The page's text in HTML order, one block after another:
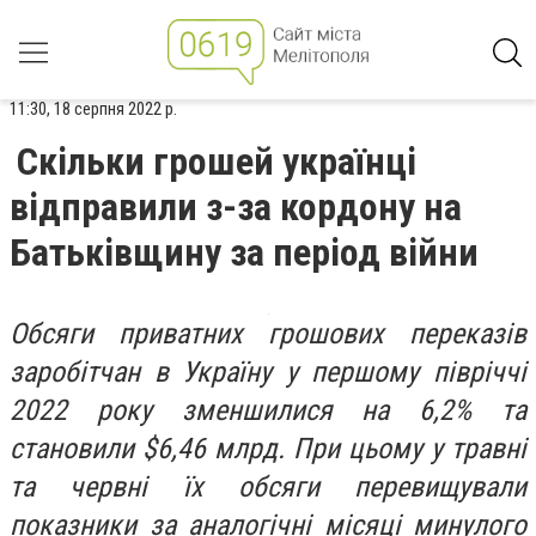
11:30, 18 серпня 2022 р.
Скільки грошей українці
відправили з-за кордону на
Батьківщину за період війни
Обсяги приватних грошових переказів
заробітчан в Україну у першому півріччі
2022 року зменшилися на 6,2% та
становили $6,46 млрд. При цьому у травні
та червні їх обсяги перевищували
показники за аналогічні місяці минулого